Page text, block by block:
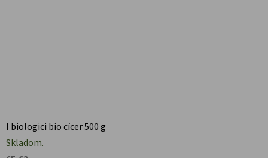
I biologici bio cícer 500 g
Skladom.